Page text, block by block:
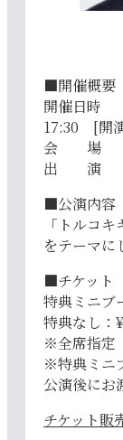
■開催概要
開催日時
17:30 [開
会 場
出 演 高
■公演内容
「トルコ
をテーマに
■チケット
特典ミニブ
特典なし：
※全席指定
※特典ミニ
公演後にお
チケット販